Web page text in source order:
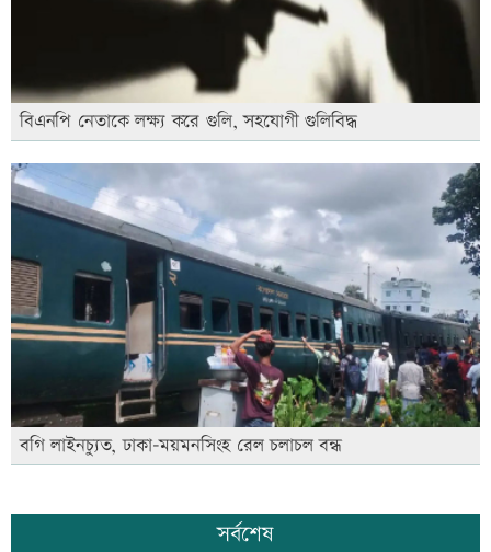
বিএনপি নেতাকে লক্ষ্য করে গুলি, সহযোগী গুলিবিদ্ধ
বগি লাইনচ্যুত, ঢাকা-ময়মনসিংহ রেল চলাচল বন্ধ
সর্বশেষ